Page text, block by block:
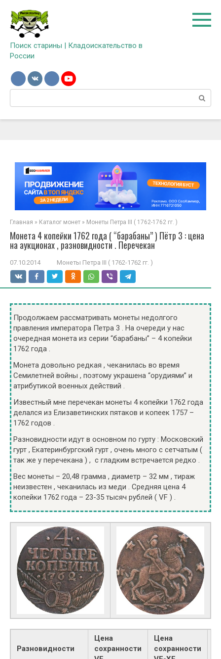
контенту
Поиск старины | Кладоискательство в
России
Главная » Каталог монет » Монеты Петра III ( 1762-1762 гг. )
Монета 4 копейки 1762 года ( “барабаны” ) Пётр 3 : цена
на аукционах , разновидности . Перечекан
07.10.2014 Монеты Петра III ( 1762-1762 гг. )
Продолжаем рассматривать монеты недолгого
правления императора Петра 3 . На очереди у нас
очередная монета из серии “барабаны” – 4 копейки
1762 года .
Монета довольно редкая , чеканилась во время
Семилетней войны , поэтому украшена “орудиями” и
атрибутикой военных действий .
Известный мне перечекан монеты 4 копейки 1762 года
делался из Елизаветинских пятаков и копеек 1757 –
1762 годов .
Разновидности идут в основном по гурту : Московский
гурт , Екатеринбургский гурт , очень много с сетчатым (
так же у перечекана ) , с гладким встречается редко .
Вес монеты – 20,48 грамма , диаметр – 32 мм , тираж
неизвестен , чеканилась из меди . Средняя цена 4
копейки 1762 года – 23-35 тысяч рублей ( VF ) .
Разновидности
Цена
сохранности
Цена
сохранности